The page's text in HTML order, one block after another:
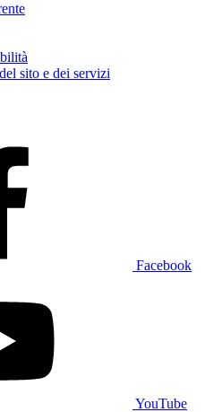
sito e dei servizi
Facebook
YouTube